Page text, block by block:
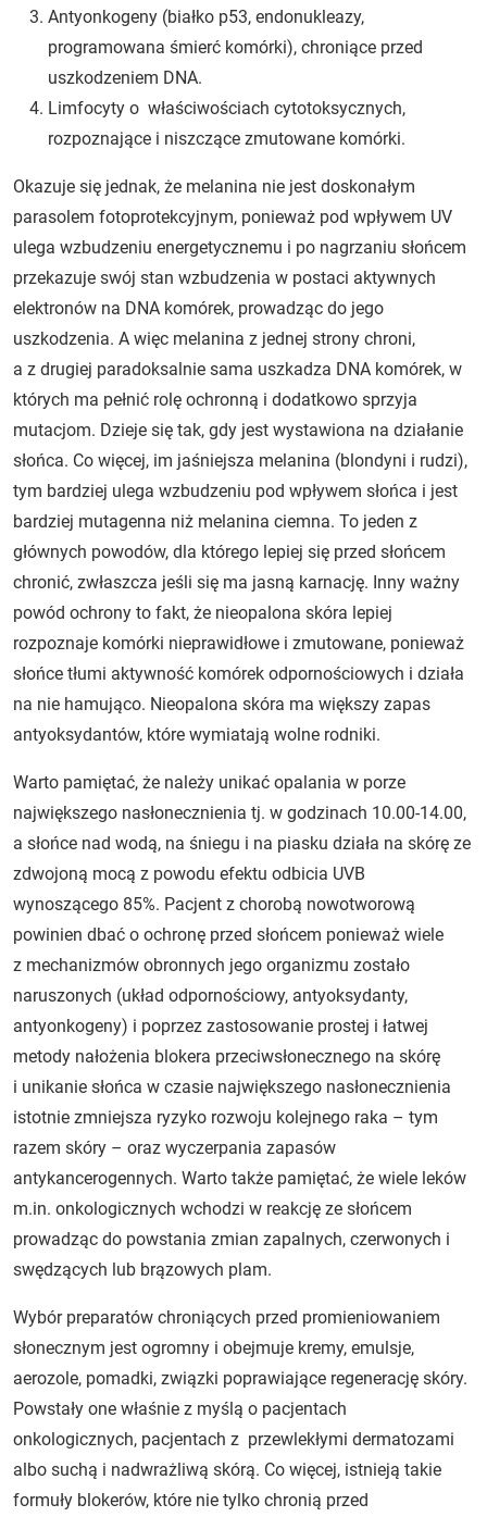
Antyonkogeny (białko p53, endonukleazy,
programowana śmierć komórki), chroniące przed
uszkodzeniem DNA.
Limfocyty o właściwościach cytotoksycznych,
rozpoznające i niszczące zmutowane komórki.
Okazuje się jednak, że melanina nie jest doskonałym
parasolem fotoprotekcyjnym, ponieważ pod wpływem UV
ulega wzbudzeniu energetycznemu i po nagrzaniu słońcem
przekazuje swój stan wzbudzenia w postaci aktywnych
elektronów na DNA komórek, prowadząc do jego
uszkodzenia. A więc melanina z jednej strony chroni,
a z drugiej paradoksalnie sama uszkadza DNA komórek, w
których ma pełnić rolę ochronną i dodatkowo sprzyja
mutacjom. Dzieje się tak, gdy jest wystawiona na działanie
słońca. Co więcej, im jaśniejsza melanina (blondyni i rudzi),
tym bardziej ulega wzbudzeniu pod wpływem słońca i jest
bardziej mutagenna niż melanina ciemna. To jeden z
głównych powodów, dla którego lepiej się przed słońcem
chronić, zwłaszcza jeśli się ma jasną karnację. Inny ważny
powód ochrony to fakt, że nieopalona skóra lepiej
rozpoznaje komórki nieprawidłowe i zmutowane, ponieważ
słońce tłumi aktywność komórek odpornościowych i działa
na nie hamująco. Nieopalona skóra ma większy zapas
antyoksydantów, które wymiatają wolne rodniki.
Warto pamiętać, że należy unikać opalania w porze
największego nasłonecznienia tj. w godzinach 10.00-14.00,
a słońce nad wodą, na śniegu i na piasku działa na skórę ze
zdwojoną mocą z powodu efektu odbicia UVB
wynoszącego 85%. Pacjent z chorobą nowotworową
powinien dbać o ochronę przed słońcem ponieważ wiele
z mechanizmów obronnych jego organizmu zostało
naruszonych (układ odpornościowy, antyoksydanty,
antyonkogeny) i poprzez zastosowanie prostej i łatwej
metody nałożenia blokera przeciwsłonecznego na skórę
i unikanie słońca w czasie największego nasłonecznienia
istotnie zmniejsza ryzyko rozwoju kolejnego raka – tym
razem skóry – oraz wyczerpania zapasów
antykancerogennych. Warto także pamiętać, że wiele leków
m.in. onkologicznych wchodzi w reakcję ze słońcem
prowadząc do powstania zmian zapalnych, czerwonych i
swędzących lub brązowych plam.
Wybór preparatów chroniących przed promieniowaniem
słonecznym jest ogromny i obejmuje kremy, emulsje,
aerozole, pomadki, związki poprawiające regenerację skóry.
Powstały one właśnie z myślą o pacjentach
onkologicznych, pacjentach z przewlekłymi dermatozami
albo suchą i nadwrażliwą skórą. Co więcej, istnieją takie
formuły blokerów, które nie tylko chronią przed